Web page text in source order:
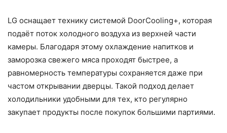
LG оснащает технику системой DoorCooling+, которая
подаёт поток холодного воздуха из верхней части
камеры. Благодаря этому охлаждение напитков и
заморозка свежего мяса проходят быстрее, а
равномерность температуры сохраняется даже при
частом открывании дверцы. Такой подход делает
холодильники удобными для тех, кто регулярно
закупает продукты после покупок большими партиями.